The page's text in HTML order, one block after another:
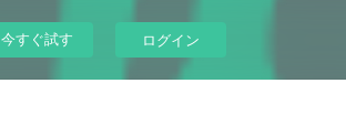
今すぐ試す ログイン